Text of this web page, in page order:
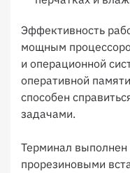
Эффективность
мощным
и операционной
оперативной
способен
задачами.
Терминал выполнен
прорезиновыми